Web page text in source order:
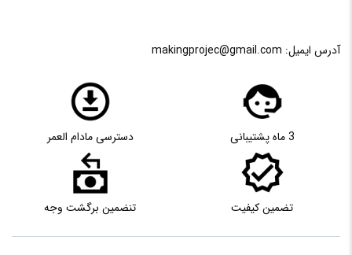
آدرس ایمیل: makingprojec@gmail.com
3 ماه پشتیبانی دسترسی مادام العمر
تضمین کیفیت تنضمین برگشت وجه